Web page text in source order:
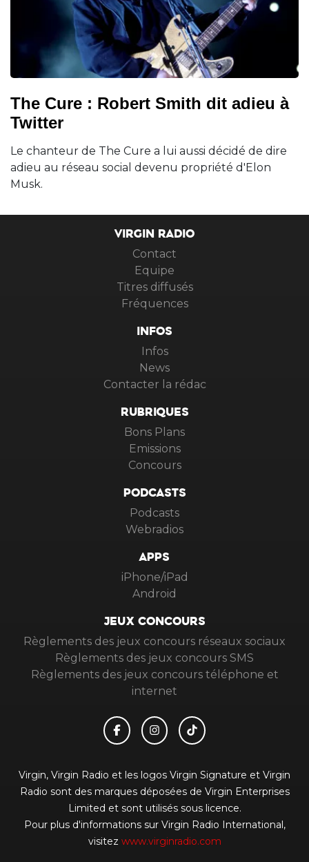
The Cure : Robert Smith dit adieu à
Twitter
Le chanteur de The Cure a lui aussi décidé de dire
adieu au réseau social devenu propriété d'Elon
Musk.
VIRGIN RADIO
Contact
Equipe
Titres diffusés
Fréquences
INFOS
Infos
News
Contacter la rédac
RUBRIQUES
Bons Plans
Emissions
Concours
PODCASTS
Podcasts
Webradios
APPS
iPhone/iPad
Android
JEUX CONCOURS
Règlements des jeux concours réseaux sociaux
Règlements des jeux concours SMS
Règlements des jeux concours téléphone et
internet
Virgin, Virgin Radio et les logos Virgin Signature et Virgin
Radio sont des marques déposées de Virgin Enterprises
Limited et sont utilisés sous licence.
Pour plus d'informations sur Virgin Radio International,
visitez www.virginradio.com